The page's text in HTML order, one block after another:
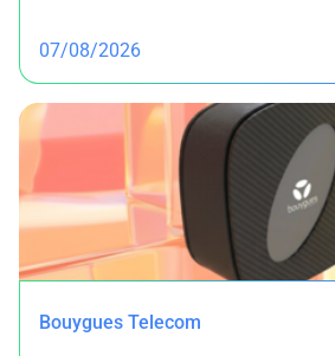
07/08/2026
Bouygues Telecom